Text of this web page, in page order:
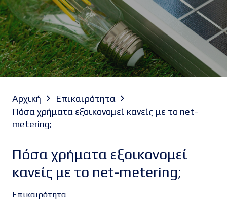
Αρχική
Επικαιρότητα
Πόσα χρήματα εξοικονομεί κανείς με το net-
metering;
Πόσα χρήματα εξοικονομεί
κανείς με το net-metering;
Επικαιρότητα